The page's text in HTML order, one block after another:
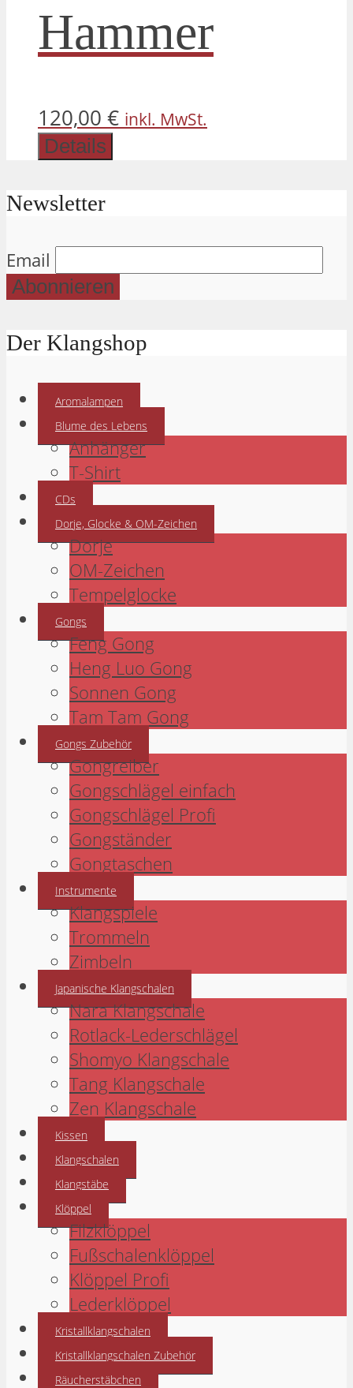
Hammer
120,00 € inkl. MwSt.
Details
Newsletter
Email
Der Klangshop
Aromalampen
Blume des Lebens
Anhänger
T-Shirt
CDs
Dorje, Glocke & OM-Zeichen
Dorje
OM-Zeichen
Tempelglocke
Gongs
Feng Gong
Heng Luo Gong
Sonnen Gong
Tam Tam Gong
Gongs Zubehör
Gongreiber
Gongschlägel einfach
Gongschlägel Profi
Gongständer
Gongtaschen
Instrumente
Klangspiele
Trommeln
Zimbeln
Japanische Klangschalen
Nara Klangschale
Rotlack-Lederschlägel
Shomyo Klangschale
Tang Klangschale
Zen Klangschale
Kissen
Klangschalen
Klangstäbe
Klöppel
Filzklöppel
Fußschalenklöppel
Klöppel Profi
Lederklöppel
Kristallklangschalen
Kristallklangschalen Zubehör
Räucherstäbchen